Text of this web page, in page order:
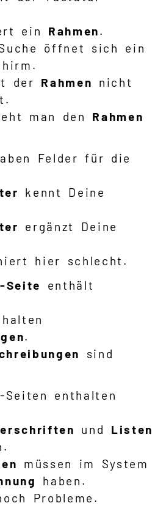
ein Rahmen.
öffnet sich ein
der Rahmen
nicht
man den Rahmen
Felder für die
kennt Deine
ergänzt Deine
hier schlecht.
Seite
enthält
.
sind
enthalten
und Listen
müssen im System
haben.
Probleme.